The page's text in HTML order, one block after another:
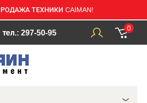
ТЕХНИКИ CAIMAN!
тел.: 297-50-95
0